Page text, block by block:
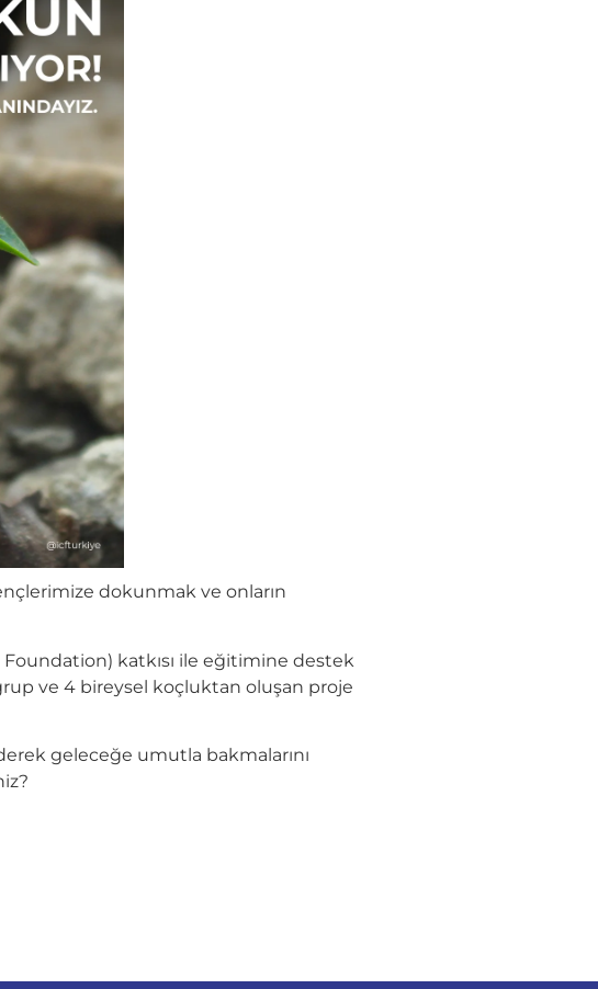
dokunmak ve onların
Foundation) katkısı ile eğitimine destek
ve 4 bireysel koçluktan oluşan proje
geleceğe umutla bakmalarını